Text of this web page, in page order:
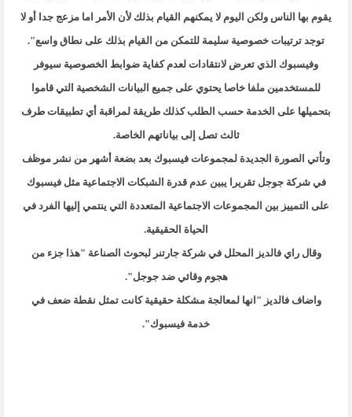
يقوم بها الناس ولكن اليوم لا يمكنهم القيام بذلك لأن الأمر اما مزعج جدا أو لا
توجد ترتيبات خصوصية سليمة للتمكن من القيام بذلك على نطاق واسع."
وفيسبوك الذي تعرض لانتقادات لعدم كفاية ضوابط الخصوصية سيوفر
للمستخدمين ملفا خاصا يحتوي على جميع البيانات الشخصية التي قاموا
بتحميلها على الخدمة حسب الطلب كذلك طريقة لمراقبة أي تطبيقات طرف
ثالث تصل إلى بياناتهم الخاصة.
وتأتي الصورة الجديدة لمجموعات فيسبوك بعد بضعة أشهر من نشر موظف
في شركة جوجل تقريرا يبين عدم قدرة الشبكات الاجتماعية مثل فيسبوك
على التمييز بين المجموعات الاجتماعية المتعددة التي ينتمي إليها الفرد في
الحياة الحقيقية.
وقال راي فالديز المحلل في شركة جارتنر لبحوث الصناعة "هذا جزء من
هجوم وقائي ضد جوجل."
واضاف فالديز "انها لمعالجة مشكلة حقيقية كانت تمثل نقطة ضعف في
خدمة فيسبوك."